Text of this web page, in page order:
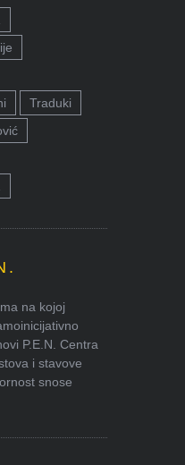
Traduki
na kojoj
P.E.N. Centra
i stavove
snose